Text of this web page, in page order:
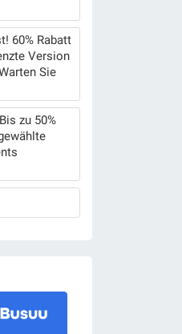
60% Rabatt
Version
Sie
zu 50%